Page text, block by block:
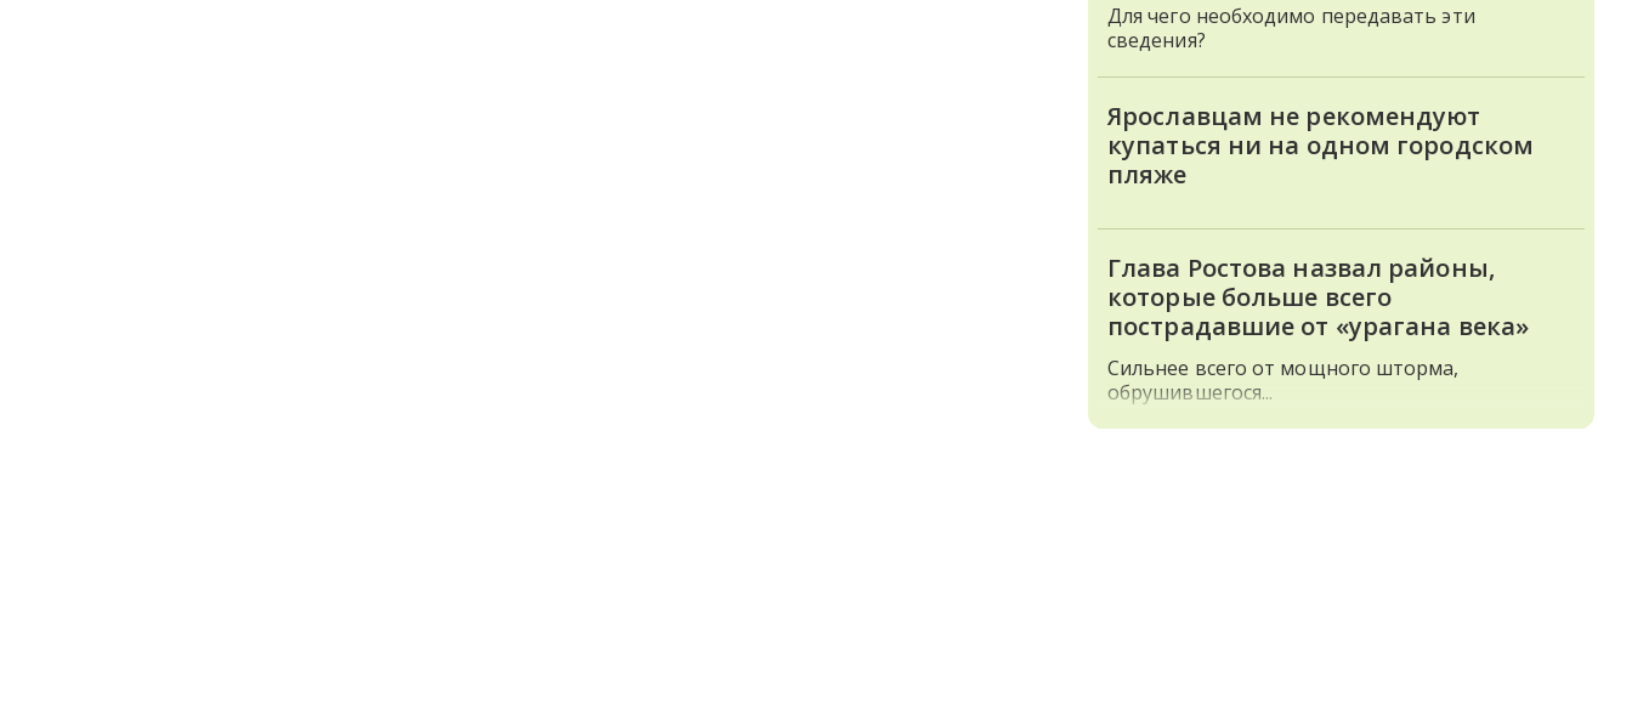
Для чего необходимо передавать эти
сведения?
Ярославцам не рекомендуют
купаться ни на одном городском
пляже
Глава Ростова назвал районы,
которые больше всего
пострадавшие от «урагана века»
Сильнее всего от мощного шторма,
обрушившегося...